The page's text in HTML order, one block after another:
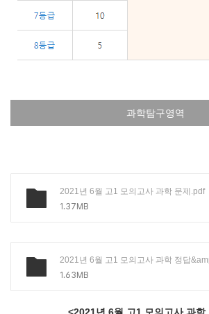
과학탐구영역
2021년 6월 고1 모의고사 과학 문제.pdf
1.37MB
2021년 6월 고1 모의고사 과학 정답
1.63MB